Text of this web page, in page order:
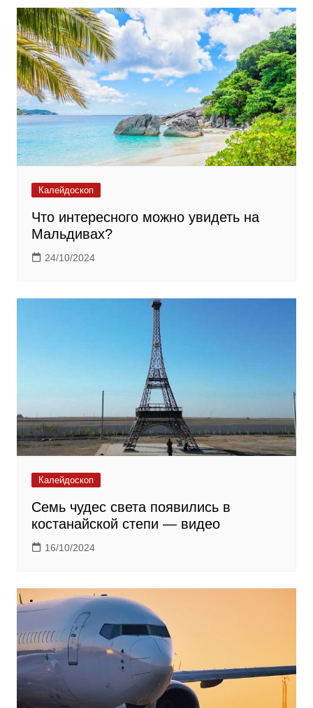
Калейдоскоп
Что интересного можно увидеть на
Мальдивах?
24/10/2024
Калейдоскоп
Семь чудес света появились в
костанайской степи — видео
16/10/2024